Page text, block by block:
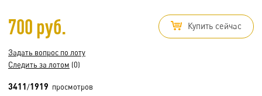
700 руб. Купить сейчас
Задать вопрос по лоту
Следить за лотом (0)
3411/1919 просмотров